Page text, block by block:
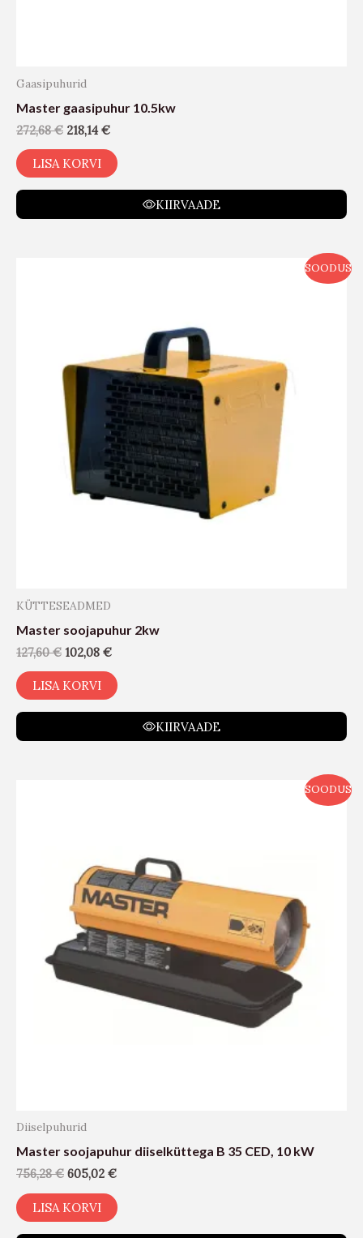
Gaasipuhurid
Master gaasipuhur 10.5kw
272,68€ 218,14€
LISA KORVI
KIIRVAADE
SOODUS
KÜTTESEADMED
Master soojapuhur 2kw
127,60€ 102,08 €
LISA KORVI
KIIRVAADE
SOODUS
Diiselpuhurid
Master soojapuhur diiselküttega B 35 CED, 10 kW
756,28€ 605,02 €
LISA KORVI